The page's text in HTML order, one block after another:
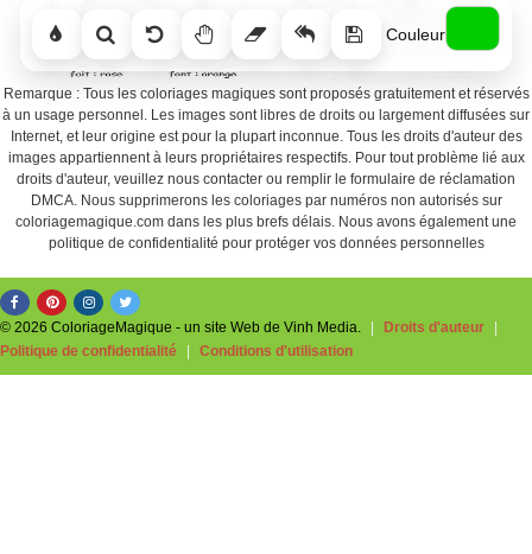
Couleur
Remarque : Tous les coloriages magiques sont proposés gratuitement et réservés
à un usage personnel. Les images sont libres de droits ou largement diffusées sur
Internet, et leur origine est pour la plupart inconnue. Tous les droits d'auteur des
images appartiennent à leurs propriétaires respectifs. Pour tout problème lié aux
droits d'auteur, veuillez nous contacter ou remplir le formulaire de réclamation
DMCA. Nous supprimerons les coloriages par numéros non autorisés sur
coloriagemagique.com dans les plus brefs délais. Nous avons également une
politique de confidentialité pour protéger vos données personnelles
© 2026 ColoriageMagique - un site Web de Vinh Media. Droits d'auteur
Politique de confidentialité
Conditions d'utilisation